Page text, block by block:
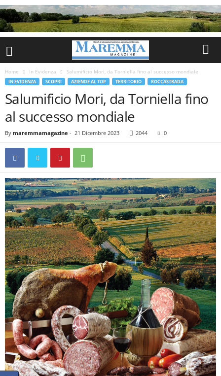
Home In Evidenza Salumificio Mori, da Torniella fino al successo mondiale
IN EVIDENZA SCOPRI AZIENDE AL TOP TERRITORIO ROCCASTRADA
Salumificio Mori, da Torniella fino
al successo mondiale
By maremmamagazine - 21 Dicembre 2023 2044 0